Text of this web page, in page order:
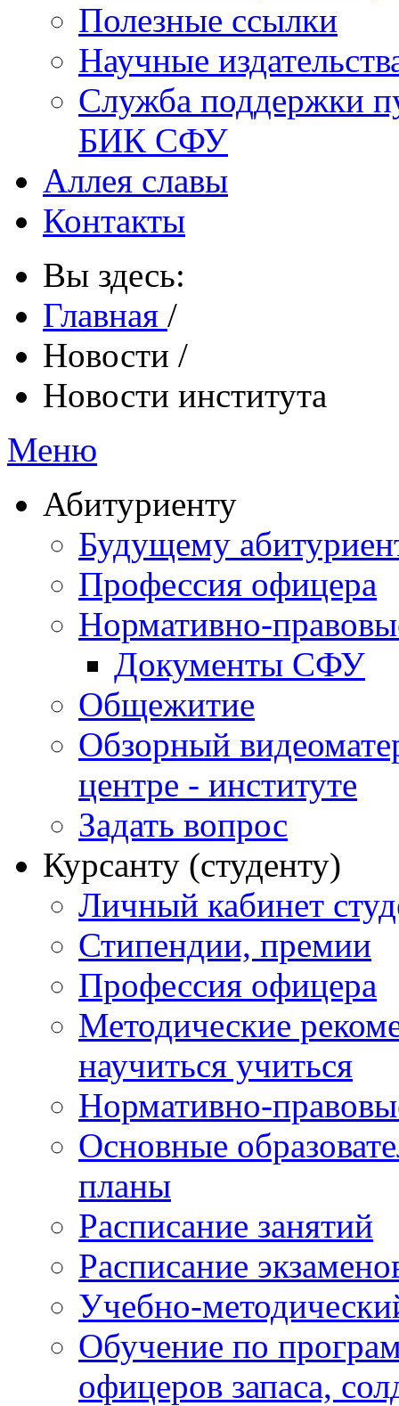
Полезные ссылки
Научные
Служба поддержки
БИК СФУ
Аллея славы
Контакты
Вы здесь:
Главная /
Новости /
Новости института
Меню
Абитуриенту
Будущему
Профессия офицера
Нормативно-
Документы СФУ
Общежитие
Обзорный
центре - институте
Задать вопрос
Курсанту (студенту)
Личный кабинет
Стипендии, премии
Профессия офицера
Методические
научиться учиться
Нормативно-
Основные
планы
Расписание занятий
Расписание
Учебно-
Обучение по
офицеров запаса,